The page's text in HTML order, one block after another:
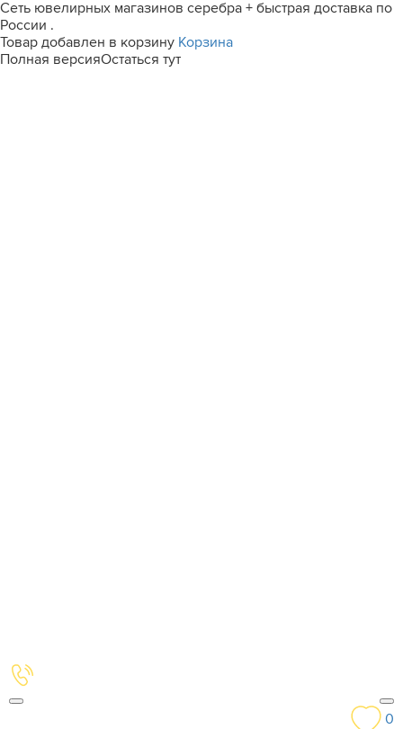
Сеть ювелирных магазинов серебра + быстрая доставка по
России .
Товар добавлен в корзину Корзина
Полная версияОстаться тут
0